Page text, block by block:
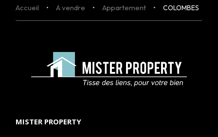
Accueil A vendre Appartement COLOMBES
MISTER PROPERTY